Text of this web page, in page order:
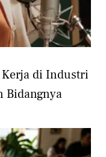
Kerja di Industri
Bidangnya